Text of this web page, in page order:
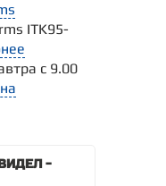
ITK95-
с 9.00
-